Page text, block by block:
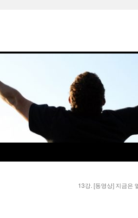
13강. [동영상] 지금은